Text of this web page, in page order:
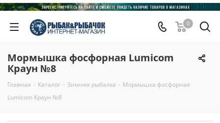
0
Мормышка фосфорная Lumicom
Краун №8
Главная - Каталог - Зимняя рыбалка - Мормышка фосфорная
Lumicom Краун №8